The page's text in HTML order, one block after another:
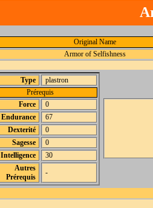
Original Name
Armor of Selfishness
Type
plastron
Prérequis
Force
0
Endurance
67
Dexterité
0
Sagesse
0
Intelligence
30
Autres
Prérequis
-